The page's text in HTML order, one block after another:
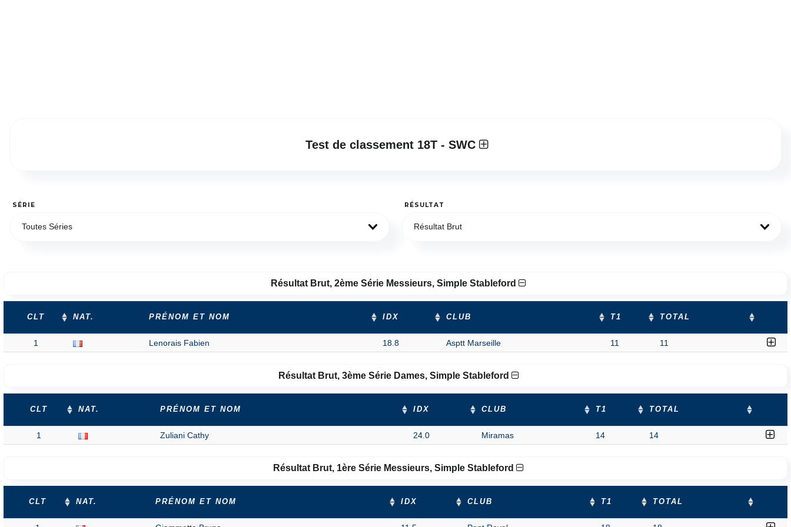
Test de classement 18T - SWC
SÉRIE
Toutes Séries
RÉSULTAT
Résultat Brut
Résultat Brut, 2ème Série Messieurs, Simple Stableford
CLT NAT. PRÉNOM ET NOM IDX CLUB T1 TOTAL
1 Lenorais Fabien 18.8 Asptt Marseille 11 11
Résultat Brut, 3ème Série Dames, Simple Stableford
CLT NAT. PRÉNOM ET NOM IDX CLUB T1 TOTAL
1 Zuliani Cathy 24.0 Miramas 14 14
Résultat Brut, 1ère Série Messieurs, Simple Stableford
CLT NAT. PRÉNOM ET NOM IDX CLUB T1 TOTAL